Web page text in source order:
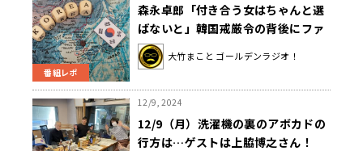
番組レポ
森永卓郎「付き合う女はちゃんと選
ばないと」韓国戒厳令の背後にファ
ーストレディの存在？ 見解を語る
大竹まこと ゴールデンラジオ！
12/9, 2024
12/9（月）洗濯機の裏のアボカドの
行方は…ゲストは上脇博之さん！